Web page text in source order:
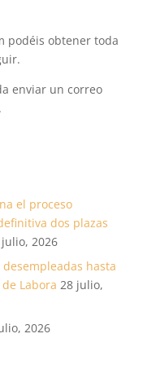
podéis obtener toda
enviar un correo
.
el proceso
dos plazas
2026
hasta
Labora 28 julio,
2026